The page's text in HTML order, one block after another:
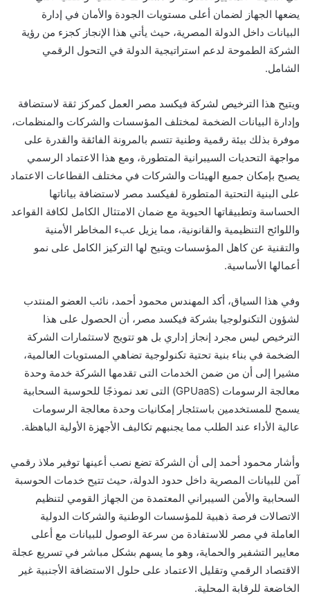
يضعها الجهاز لضمان أعلى مستويات الجودة والأمان في إدارة
البيانات داخل الدولة المصرية، حيث يأتي هذا الإنجاز كجزء من رؤية
الشركة الطموحة لدعم استراتيجية الدولة في التحول الرقمي
الشامل.
ويتيح هذا الترخيص لشركة فيكسد مصر العمل كمركز ثقة لاستضافة
وإدارة البيانات الضخمة لمختلف المؤسسات والشركات والمنظمات،
موفرة بذلك بيئة رقمية وطنية تتسم بالمرونة الفائقة والقدرة على
مواجهة التحديات السيبرانية المتطورة، ومع هذا الاعتماد الرسمي
يصبح بإمكان جميع الهيئات والشركات في مختلف القطاعات الاعتماد
على البنية التحتية المتطورة لفيكسد مصر لاستضافة بياناتها
الحساسة وتطبيقاتها الحيوية مع ضمان الامتثال الكامل لكافة القواعد
واللوائح التنظيمية والقانونية، مما يزيل عبء المخاطر الأمنية
والتقنية عن كاهل المؤسسات ويتيح لها التركيز الكامل على نمو
أعمالها الأساسية.
وفي هذا السياق، أكد المهندس محمود أحمد، نائب العضو المنتدب
لشؤون التكنولوجيا بشركة فيكسد مصر، أن الحصول على هذا
الترخيص ليس مجرد إنجاز إداري بل هو تتويج لاستثمارات الشركة
الضخمة في بناء بنية تحتية تكنولوجية تضاهي المستويات العالمية،
مشيرا إلى أن من ضمن الخدمات التى تقدمها الشركة خدمة وحدة
معالجة الرسومات (GPUaaS) التى تعد نموذجًا للحوسبة السحابية
يسمح للمستخدمين باستئجار إمكانيات وحدة معالجة الرسومات
عالية الأداء عند الطلب مما يجنبهم تكاليف الأجهزة الأولية الباهظة.
وأشار محمود أحمد إلى أن الشركة تضع نصب أعينها توفير ملاذ رقمي
آمن للبيانات المصرية داخل حدود الدولة، حيث تتيح خدمات الحوسبة
السحابية والأمن السيبراني المعتمدة من الجهاز القومي لتنظيم
الاتصالات فرصة ذهبية للمؤسسات الوطنية والشركات الدولية
العاملة في مصر للاستفادة من سرعة الوصول للبيانات مع أعلى
معايير التشفير والحماية، وهو ما يسهم بشكل مباشر في تسريع عجلة
الاقتصاد الرقمي وتقليل الاعتماد على حلول الاستضافة الأجنبية غير
الخاضعة للرقابة المحلية.